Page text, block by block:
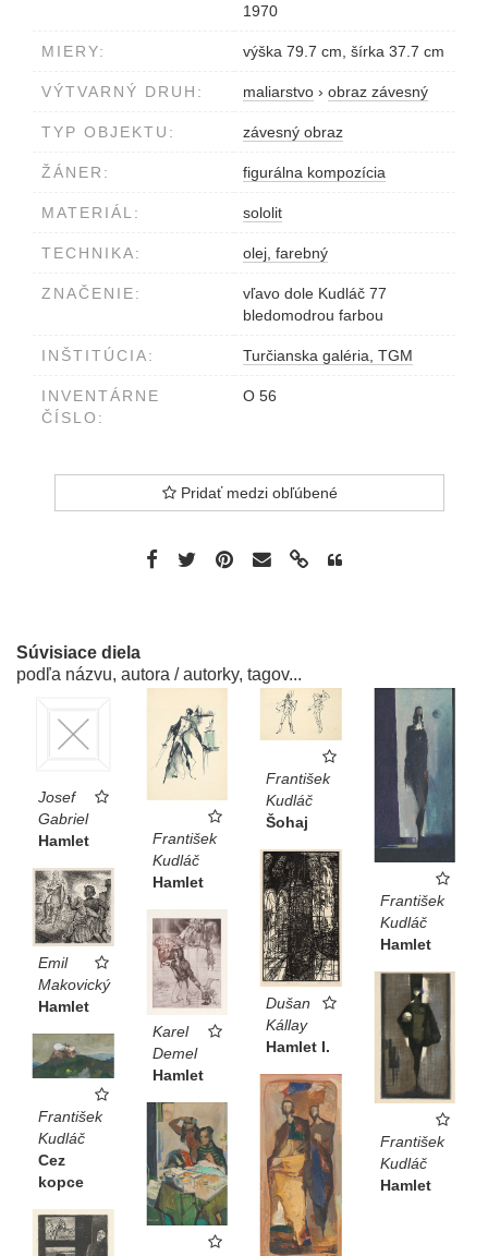
1970
MIERY: výška 79.7 cm, šírka 37.7 cm
VÝTVARNÝ DRUH: maliarstvo › obraz závesný
TYP OBJEKTU: závesný obraz
ŽÁNER: figurálna kompozícia
MATERIÁL: sololit
TECHNIKA: olej, farebný
ZNAČENIE:
vľavo dole Kudláč 77
bledomodrou farbou
INŠTITÚCIA: Turčianska galéria, TGM
INVENTÁRNE
ČÍSLO:
O 56
Pridať medzi obľúbené
Súvisiace diela
podľa názvu, autora / autorky, tagov...
Josef
Gabriel
Hamlet
František
Kudláč
Hamlet
František
Kudláč
Šohaj
František
Kudláč
Hamlet
Dušan
Kállay
Hamlet I.
Emil
Makovický
Hamlet
Karel
Demel
Hamlet
František
Kudláč
Hamlet
František
Kudláč
Cez
kopce